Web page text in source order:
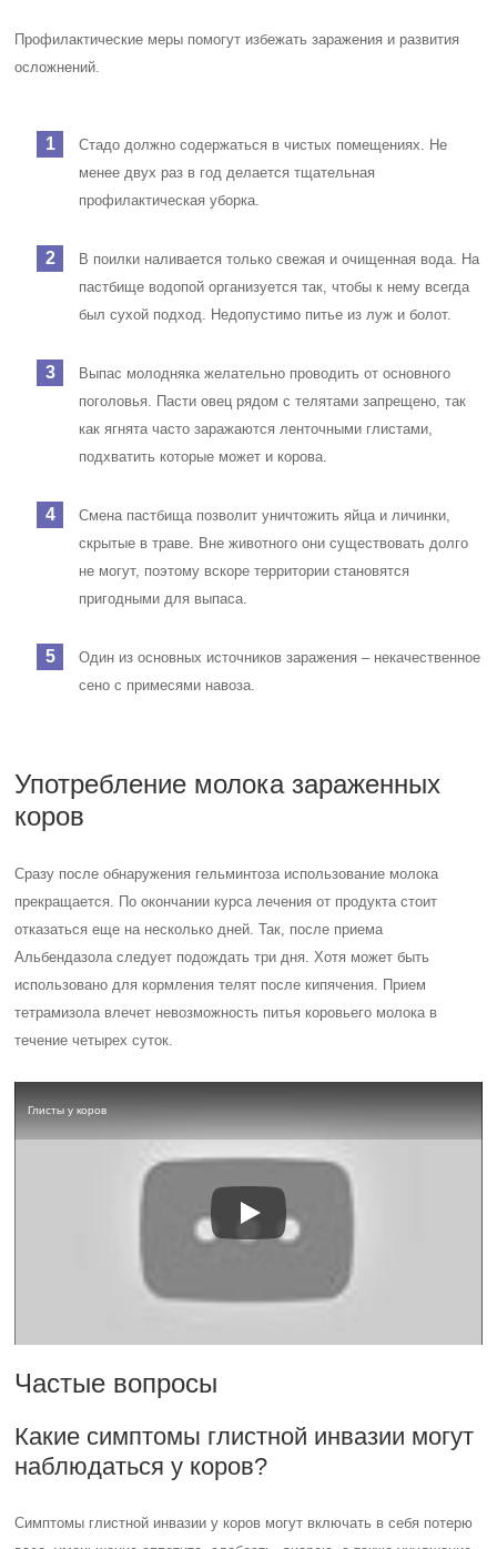
Профилактические меры помогут избежать заражения и развития
осложнений.
Стадо должно содержаться в чистых помещениях. Не
менее двух раз в год делается тщательная
профилактическая уборка.
В поилки наливается только свежая и очищенная вода. На
пастбище водопой организуется так, чтобы к нему всегда
был сухой подход. Недопустимо питье из луж и болот.
Выпас молодняка желательно проводить от основного
поголовья. Пасти овец рядом с телятами запрещено, так
как ягнята часто заражаются ленточными глистами,
подхватить которые может и корова.
Смена пастбища позволит уничтожить яйца и личинки,
скрытые в траве. Вне животного они существовать долго
не могут, поэтому вскоре территории становятся
пригодными для выпаса.
Один из основных источников заражения – некачественное
сено с примесями навоза.
Употребление молока зараженных
коров
Сразу после обнаружения гельминтоза использование молока
прекращается. По окончании курса лечения от продукта стоит
отказаться еще на несколько дней. Так, после приема
Альбендазола следует подождать три дня. Хотя может быть
использовано для кормления телят после кипячения. Прием
тетрамизола влечет невозможность питья коровьего молока в
течение четырех суток.
Глисты у коров
Частые вопросы
Какие симптомы глистной инвазии могут
наблюдаться у коров?
Симптомы глистной инвазии у коров могут включать в себя потерю